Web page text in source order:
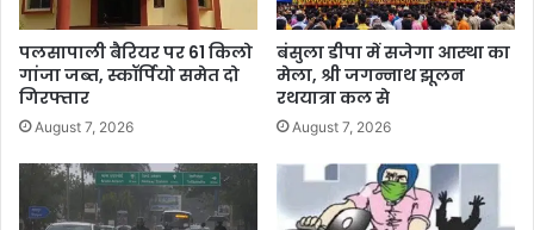
पलसापाली बैरियर पर 61 किलो
गांजा जब्त, स्कॉर्पियो समेत दो
गिरफ्तार
August 7, 2026
बंसुला डीपा में सजेगा आस्था का
मेला, श्री जगन्नाथ झूलन
रथयात्रा कल से
August 7, 2026